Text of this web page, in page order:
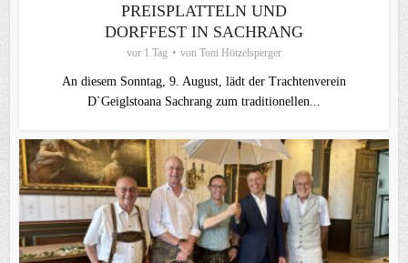
PREISPLATTELN UND
DORFFEST IN SACHRANG
vor 1 Tag von Toni Hötzelsperger
An diesem Sonntag, 9. August, lädt der Trachtenverein
D`Geiglstoana Sachrang zum traditionellen...